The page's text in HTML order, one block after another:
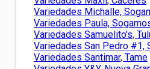
Variedades Michalle,
Variedades Paula,
Variedades Samuelito's,
Variedades San Pedro #1,
Variedades Santimar, Tame